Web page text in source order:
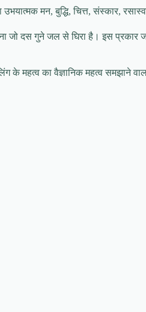
उभयात्मक मन, बुद्धि, चित्त, संस्कार,
जो दस गुने जल से घिरा है। इस
के महत्व का वैज्ञानिक महत्व समझाने